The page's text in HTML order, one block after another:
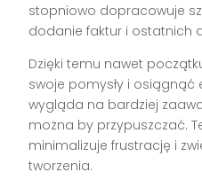
stopniowo dopracowuje
dodanie faktur i ostatnich
Dzięki temu nawet
swoje pomysły i osiągnąć
wygląda na bardziej
można by przypuszczać.
minimalizuje frustrację i
tworzenia.